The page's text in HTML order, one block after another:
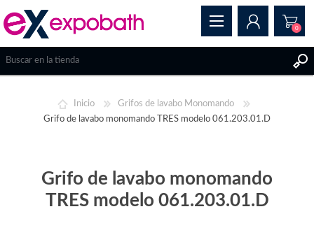
INICIAR SESIÓN
0
Inicio
Grifos de lavabo Monomando
Grifo de lavabo monomando TRES modelo 061.203.01.D
Grifo de lavabo monomando
TRES modelo 061.203.01.D